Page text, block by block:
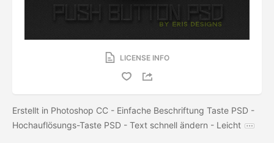
LICENSE INFO
Erstellt in Photoshop CC - Einfache Beschriftung Taste PSD -
Hochauflösungs-Taste PSD - Text schnell ändern - Leicht